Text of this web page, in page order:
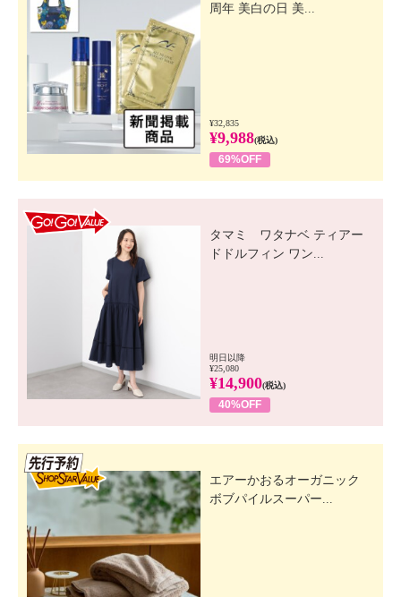
周年 美白の日 美...
¥32,835
¥9,988(税込)
69%OFF
タマミ ワタナベ ティアー
ドドルフィン ワン...
明日以降
¥25,080
¥14,900(税込)
40%OFF
エアーかおるオーガニック
ボブパイルスーパー...